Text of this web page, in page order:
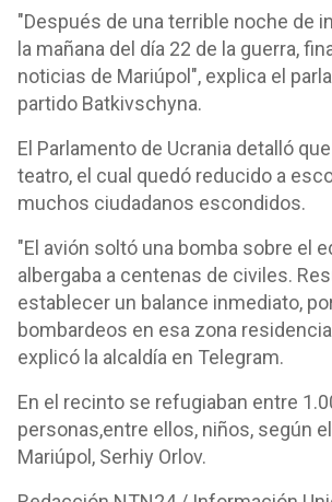
"Después de una terrible noche de
la mañana del día 22 de la guerra,
noticias de Mariúpol", explica el
partido Batkivschyna.
El Parlamento de Ucrania detalló
teatro, el cual quedó reducido a
muchos ciudadanos escondidos.
"El avión soltó una bomba sobre el
albergaba a centenas de civiles.
establecer un balance inmediato,
bombardeos en esa zona
explicó la alcaldía en Telegram.
En el recinto se refugiaban entre
personas,entre ellos, niños, según
Mariúpol, Serhiy Orlov.